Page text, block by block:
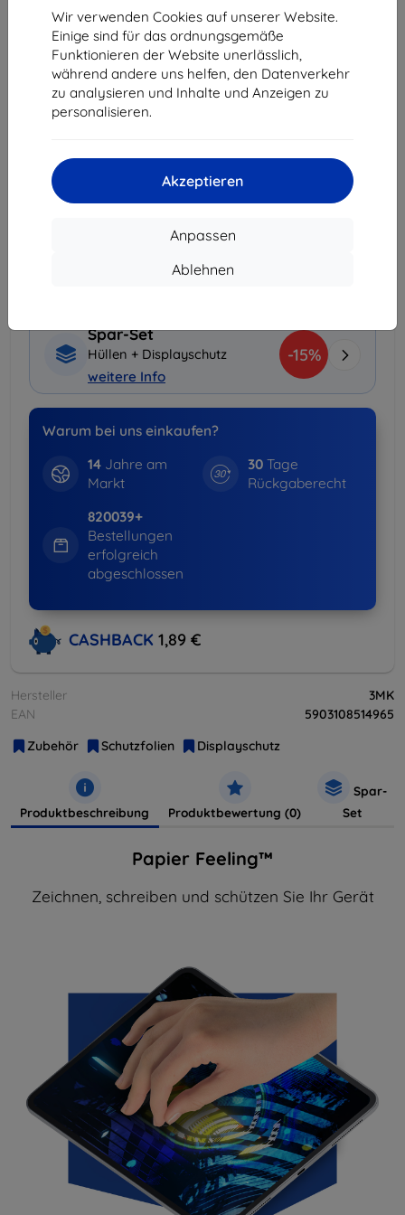
Wir verwenden Cookies auf unserer Website.
Einige sind für das ordnungsgemäße
Funktionieren der Website unerlässlich,
während andere uns helfen, den Datenverkehr
zu analysieren und Inhalte und Anzeigen zu
personalisieren.
Akzeptieren
Anpassen
Ablehnen
Letztes Stück auf Lager
In den Warenkorb
2Stck.
17,01 €/Stck.
Lieferung morgen - 12. August
Spar-Set
Hüllen + Displayschutz
weitere Info
-15%
Warum bei uns einkaufen?
14Jahre am
Markt
30 Tage
Rückgaberecht
820039+
Bestellungen
erfolgreich
abgeschlossen
CASHBACK 1,89 €
Hersteller
3MK
EAN
5903108514965
Zubehör
Schutzfolien Displayschutz
Produktbeschreibung Produktbewertung (0)
Spar-
Set
Papier Feeling™
Zeichnen, schreiben und schützen Sie Ihr Gerät